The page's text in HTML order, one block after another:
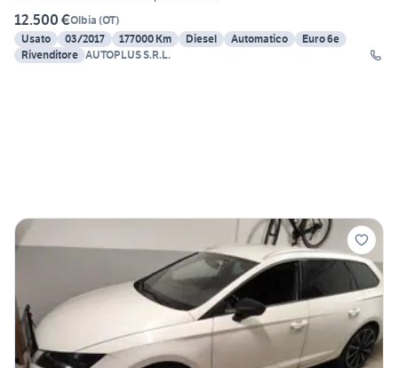
12.500 €Olbia (OT)
Usato
03/2017 177000 Km Diesel Automatico
Euro 6e
Rivenditore AUTOPLUS S.R.L.